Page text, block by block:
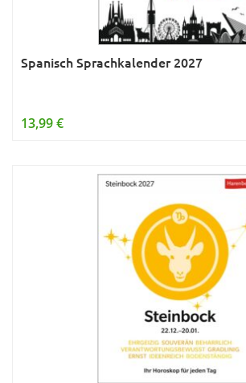
Spanisch Sprachkalender 2027
13,99 €